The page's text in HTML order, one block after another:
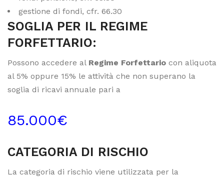
gestione di fondi, cfr. 66.30
SOGLIA PER IL REGIME
FORFETTARIO:
Possono accedere al Regime Forfettario con aliquota
al 5% oppure 15% le attività che non superano la
soglia di ricavi annuale pari a
85.000€
CATEGORIA DI RISCHIO
La categoria di rischio viene utilizzata per la